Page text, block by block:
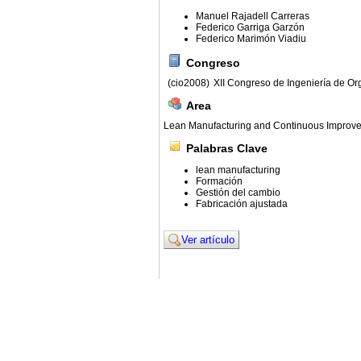
Manuel Rajadell Carreras
Federico Garriga Garzón
Federico Marimón Viadiu
Congreso
(cio2008) XII Congreso de Ingeniería de
Area
Lean Manufacturing and Continuous
Palabras Clave
lean manufacturing
Formación
Gestión del cambio
Fabricación ajustada
Ver artículo